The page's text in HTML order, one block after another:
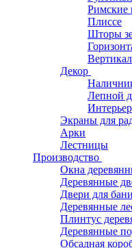
Римские
Плиссе
Шторы
Декор
Лепной
Экраны для
Арки
Лестницы
Производство
Окна
Деревянные
Двери для
Деревянные
Плинтус
Деревянные
Обсадная